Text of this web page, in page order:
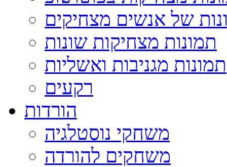
של אנשים מצחיקים
תמונות מצחיקות שונות
תמונות מגניבות ואשליות
רקעים
הורדות
משחקי נוסטלגיה
משחקים להורדה